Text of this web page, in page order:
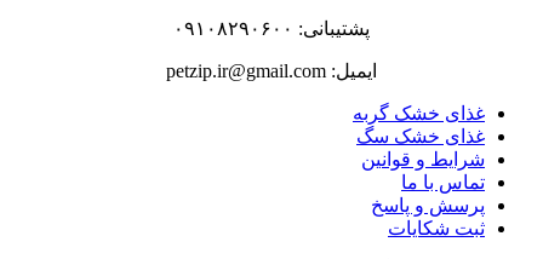
پشتیبانی: ۰۹۱۰۸۲۹۰۶۰۰
ایمیل: petzip.ir@gmail.com
غذای خشک گربه
غذای خشک سگ
شرایط و قوانین
تماس با ما
پرسش و پاسخ
ثبت شکایات